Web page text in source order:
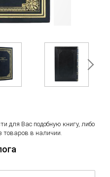
для Вас подобную книгу, либо
товаров в наличии.